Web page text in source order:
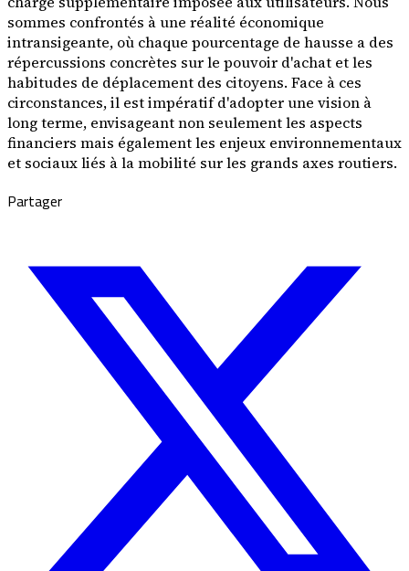
sommes confrontés à une réalité économique
intransigeante, où chaque pourcentage de hausse a des
répercussions concrètes sur le pouvoir d'achat et les
habitudes de déplacement des citoyens. Face à ces
circonstances, il est impératif d'adopter une vision à
long terme, envisageant non seulement les aspects
financiers mais également les enjeux environnementaux
et sociaux liés à la mobilité sur les grands axes routiers.
Partager